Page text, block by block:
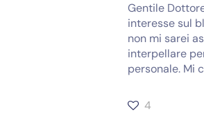
Gentile
interesse sul
non mi sarei
interpellare
personale. Mi
4